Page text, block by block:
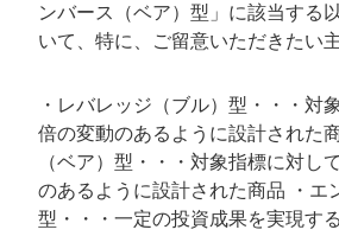
ンバース（ベア）型」に該当する
いて、特に、ご留意いただきたい
・レバレッジ（ブル）型・・・対
倍の変動のあるように設計された
（ベア）型・・・対象指標に対し
のあるように設計された商品 ・エ
型・・・一定の投資成果を実現す